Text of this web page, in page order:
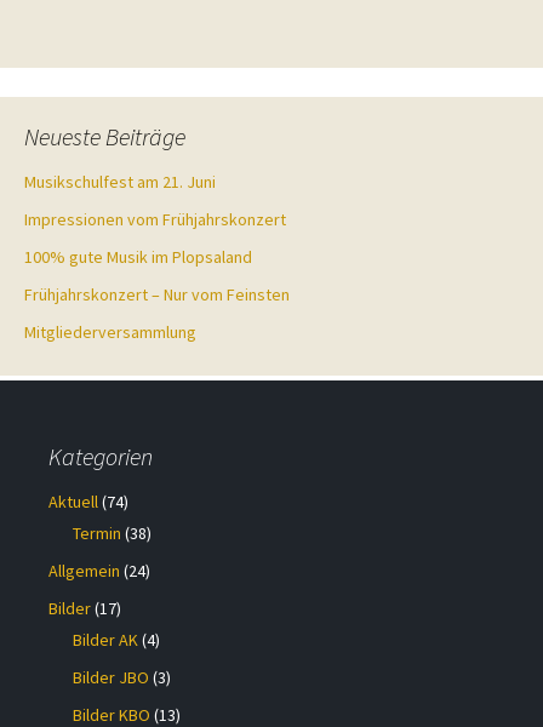
Neueste Beiträge
Musikschulfest am 21. Juni
Impressionen vom Frühjahrskonzert
100% gute Musik im Plopsaland
Frühjahrskonzert – Nur vom Feinsten
Mitgliederversammlung
Kategorien
Aktuell(74)
Termin (38)
Allgemein (24)
Bilder(17)
Bilder AK(4)
Bilder JBO (3)
Bilder KBO (13)